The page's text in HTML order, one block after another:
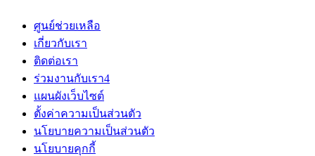
ศูนย์ช่วยเหลือ
เกี่ยวกับเรา
ติดต่อเรา
ร่วมงานกับเรา4
แผนผังเว็บไซต์
ตั้งค่าความเป็นส่วนตัว
นโยบายความเป็นส่วนตัว
นโยบายคุกกี้